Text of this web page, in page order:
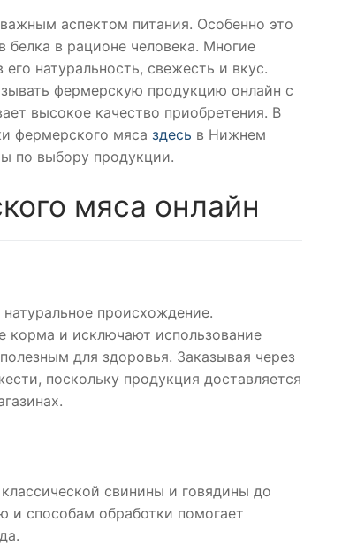
аспектом питания. Особенно это
белка в рационе человека. Многие
натуральность, свежесть и вкус.
фермерскую продукцию онлайн с
высокое качество приобретения. В
фермерского мяса здесь в Нижнем
по выбору продукции.
мяса онлайн
происхождение.
корма и исключают использование
для здоровья. Заказывая через
поскольку продукция доставляется
свинины и говядины до
и способам обработки помогает